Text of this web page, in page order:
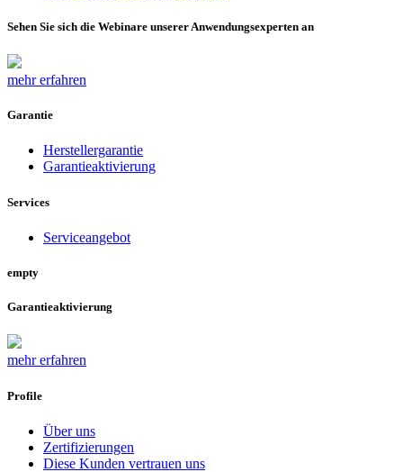
Sehen Sie sich die Webinare unserer Anwendungsexperten an
mehr erfahren
Garantie
Herstellergarantie
Garantieaktivierung
Services
Serviceangebot
empty
Garantieaktivierung
mehr erfahren
Profile
Über uns
Zertifizierungen
Diese Kunden vertrauen uns